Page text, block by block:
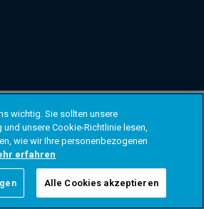
wichtig. Sie sollten unsere
unsere Cookie-Richtlinie lesen,
wie wir Ihre personenbezogenen
erfahren
Alle Cookies akzeptieren